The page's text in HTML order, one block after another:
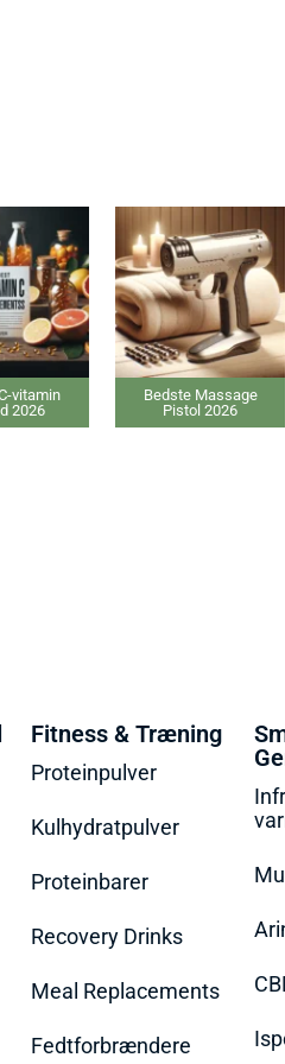
vitamin
2026
Bedste Massage
Pistol 2026
Fitness & Træning
Proteinpulver
Kulhydratpulver
Proteinbarer
Recovery Drinks
Meal Replacements
Fedtforbrændere